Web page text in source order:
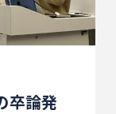
卒論発